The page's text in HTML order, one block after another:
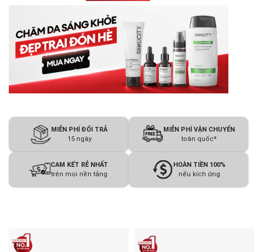
MIỄN PHÍ ĐỔI TRẢ
15 ngày
MIỄN PHÍ VẬN CHUYỂN
toàn quốc*
CAM KẾT RẺ NHẤT
trên mọi nền tảng
HOÀN TIỀN 100%
nếu kích ứng